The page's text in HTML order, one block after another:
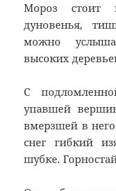
Мороз стоит
дуновенья,
можно
высоких
С
упавшей
вмерзшей в
снег гибкий
шубке.